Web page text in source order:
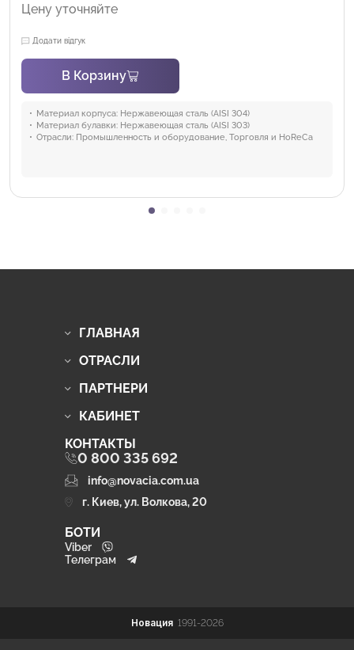
Цену уточняйте
Додати відгук
В Корзину
Материал корпуса: Нержавеющая сталь (AISI 304)
Материал булавки: Нержавеющая сталь (AISI 303)
Отрасли: Промышленность и оборудование, Торговля и HoReCa
ГЛАВНАЯ
ОТРАСЛИ
ПАРТНЕРИ
КАБИНЕТ
КОНТАКТЫ
0 800 335 692
info@novacia.com.ua
г. Киев, ул. Волкова, 20
БОТИ
Viber
Телеграм
Новация 1991-2026